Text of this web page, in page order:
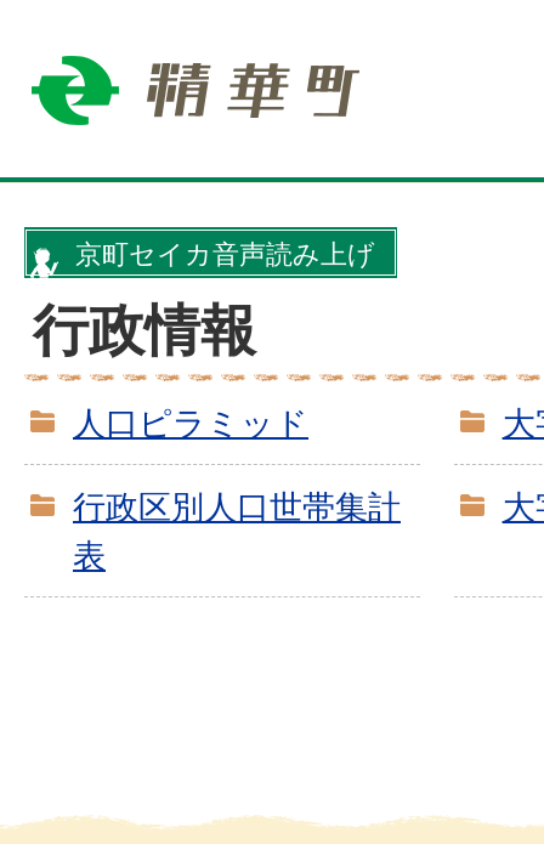
京町セイカ音声読み上げ
行政情報
人口ピラミッド
行政区別人口世帯集計
表